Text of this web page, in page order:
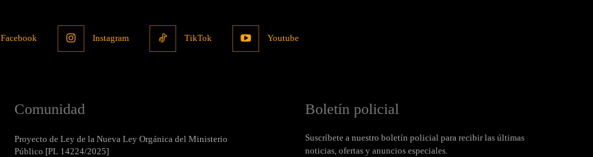
Facebook Instagram TikTok Youtube
Comunidad
Proyecto de Ley de la Nueva Ley Orgánica del Ministerio
Público [PL 14224/2025]
Boletín policial
Suscríbete a nuestro boletín policial para recibir las últimas
noticias, ofertas y anuncios especiales.